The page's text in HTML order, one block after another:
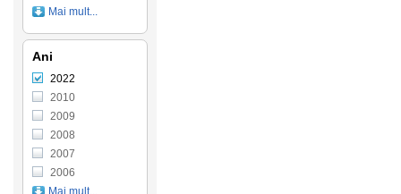
Mai mult...
Ani
2022
2010
2009
2008
2007
2006
Mai mult...